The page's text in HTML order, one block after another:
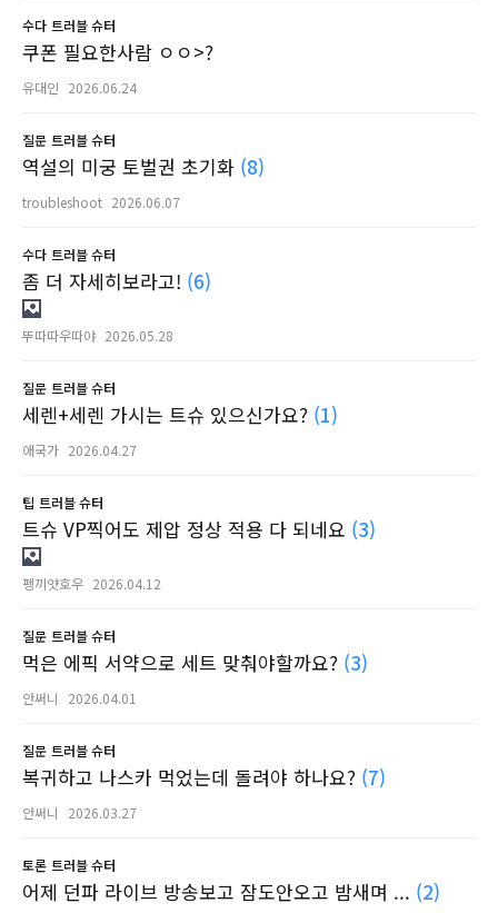
수다 트러블 슈터
쿠폰 필요한사람 ㅇㅇ>?
유대인 2026.06.24
질문 트러블 슈터
역설의 미궁 토벌권 초기화 (8)
troubleshoot 2026.06.07
수다 트러블 슈터
좀 더 자세히보라고! (6)
뚜따따우따야 2026.05.28
질문 트러블 슈터
세렌+세렌 가시는 트슈 있으신가요? (1)
애국가 2026.04.27
팁 트러블 슈터
트슈 VP찍어도 제압 정상 적용 다 되네요 (3)
펭끼얏호우 2026.04.12
질문 트러블 슈터
먹은 에픽 서약으로 세트 맞춰야할까요? (3)
안써니 2026.04.01
질문 트러블 슈터
복귀하고 나스카 먹었는데 돌려야 하나요? (7)
안써니 2026.03.27
토론 트러블 슈터
어제 던파 라이브 방송보고 잠도안오고 밤새며 ... (2)